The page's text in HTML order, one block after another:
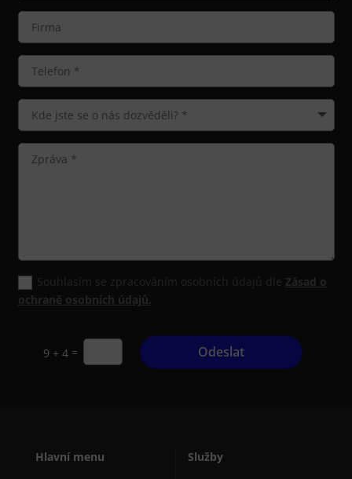
Souhlasím se zpracováním osobních údajů dle Zásad o
ochraně osobních údajů.
9 + 4= Odeslat
Hlavní menu Služby